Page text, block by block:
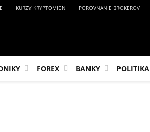
KURZY KRYPTOMIEN POROVNANIE BROKEROV
FOREX BANKY POLITIKA